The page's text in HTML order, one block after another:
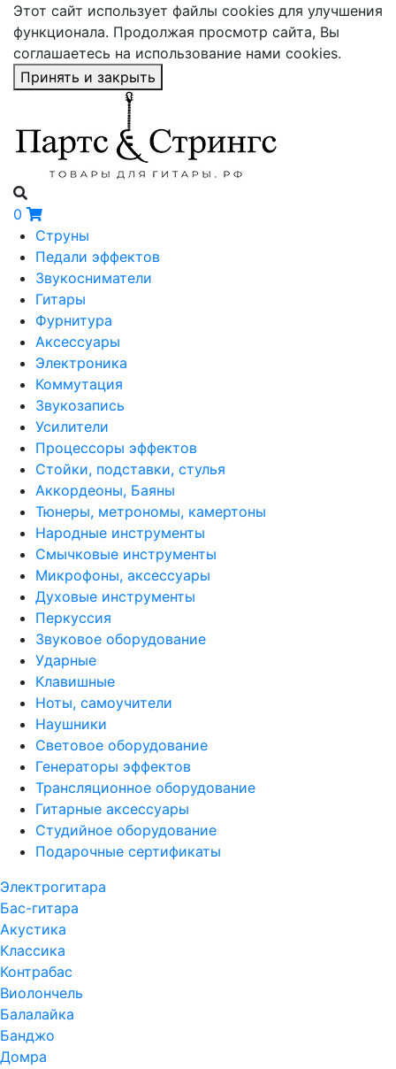
Этот сайт использует файлы cookies для улучшения
функционала. Продолжая просмотр сайта, Вы
соглашаетесь на использование нами cookies.
Принять и закрыть
0
Струны
Педали эффектов
Звукосниматели
Гитары
Фурнитура
Аксессуары
Электроника
Коммутация
Звукозапись
Усилители
Процессоры эффектов
Стойки, подставки, стулья
Аккордеоны, Баяны
Тюнеры, метрономы, камертоны
Народные инструменты
Смычковые инструменты
Микрофоны, аксессуары
Духовые инструменты
Перкуссия
Звуковое оборудование
Ударные
Клавишные
Ноты, самоучители
Наушники
Световое оборудование
Генераторы эффектов
Трансляционное оборудование
Гитарные аксессуары
Студийное оборудование
Подарочные сертификаты
Электрогитара
Бас-гитара
Акустика
Классика
Контрабас
Виолончель
Балалайка
Банджо
Домра